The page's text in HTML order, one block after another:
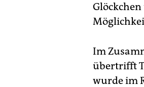
Im
übertrifft
wurde im